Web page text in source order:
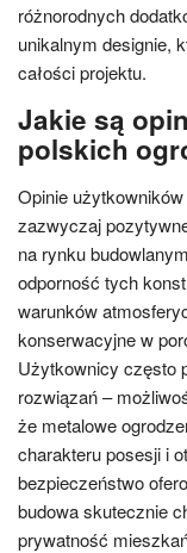
różnorodnych
unikalnym designie,
całości projektu.
Jakie są
polskich
Opinie
zazwyczaj
na rynku
odporność tych
warunków
konserwacyjne w
Użytkownicy często
rozwiązań –
że metalowe
charakteru posesji i
bezpieczeństwo
budowa skutecznie
prywatność